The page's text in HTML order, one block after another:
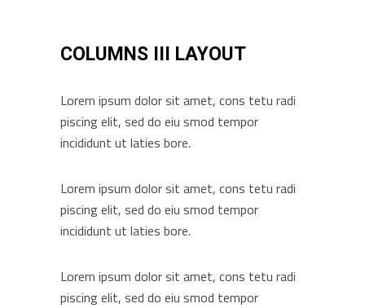
COLUMNS III LAYOUT
Lorem ipsum dolor sit amet, cons tetu radi
piscing elit, sed do eiu smod tempor
incididunt ut laties bore.
Lorem ipsum dolor sit amet, cons tetu radi
piscing elit, sed do eiu smod tempor
incididunt ut laties bore.
Lorem ipsum dolor sit amet, cons tetu radi
piscing elit, sed do eiu smod tempor